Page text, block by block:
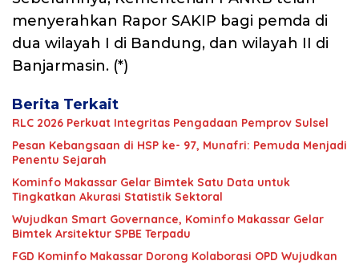
menyerahkan Rapor SAKIP bagi pemda di
dua wilayah I di Bandung, dan wilayah II di
Banjarmasin. (*)
Berita Terkait
RLC 2026 Perkuat Integritas Pengadaan Pemprov Sulsel
Pesan Kebangsaan di HSP ke- 97, Munafri: Pemuda Menjadi
Penentu Sejarah
Kominfo Makassar Gelar Bimtek Satu Data untuk
Tingkatkan Akurasi Statistik Sektoral
Wujudkan Smart Governance, Kominfo Makassar Gelar
Bimtek Arsitektur SPBE Terpadu
FGD Kominfo Makassar Dorong Kolaborasi OPD Wujudkan